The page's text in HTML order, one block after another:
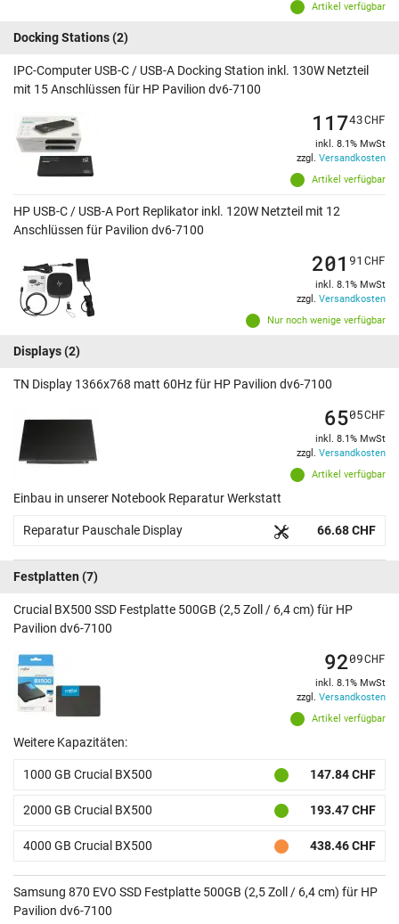
Artikel verfügbar
Docking Stations(2)
IPC-Computer USB-C / USB-A Docking Station inkl. 130W Netzteil
mit 15 Anschlüssen für HP Pavilion dv6-7100
Artikel verfügbar
11743CHF
inkl. 8.1% MwSt
zzgl. Versandkosten
HP USB-C / USB-A Port Replikator inkl. 120W Netzteil mit 12
Anschlüssen für Pavilion dv6-7100
Nur noch wenige verfügbar
201 91 CHF
inkl. 8.1% MwSt
zzgl. Versandkosten
Displays(2)
TN Display 1366x768 matt 60Hz für HP Pavilion dv6-7100
Artikel verfügbar
6505CHF
inkl. 8.1% MwSt
zzgl. Versandkosten
Einbau in unserer Notebook Reparatur Werkstatt
Reparatur Pauschale Display 66.68 CHF
Festplatten (7)
Crucial BX500 SSD Festplatte 500GB (2,5 Zoll / 6,4 cm) für HP
Pavilion dv6-7100
Artikel verfügbar
9209CHF
inkl. 8.1% MwSt
zzgl. Versandkosten
Weitere Kapazitäten:
1000 GB Crucial BX500 147.84 CHF
2000 GB Crucial BX500 193.47 CHF
4000 GB Crucial BX500 438.46 CHF
Samsung 870 EVO SSD Festplatte 500GB (2,5 Zoll / 6,4 cm) für HP
Pavilion dv6-7100